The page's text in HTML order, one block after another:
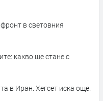
в световния
какво ще стане с
в Иран. Хегсет иска още.